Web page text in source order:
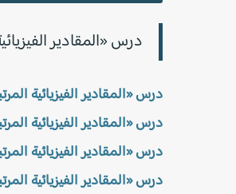
درس «المقادير
درس «المقادير الفيزيائية
درس «المقادير الفيزيائية
درس «المقادير الفيزيائية
درس «المقادير الفيزيائية